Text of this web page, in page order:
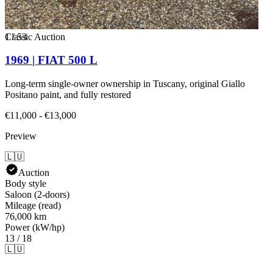
1/53
Classic Auction
1969 | FIAT 500 L
Long-term single-owner ownership in Tuscany, original Giallo
Positano paint, and fully restored
€11,000 - €13,000
Preview
🇱🇺
Auction
Body style
Saloon (2-doors)
Mileage (read)
76,000 km
Power (kW/hp)
13 / 18
🇱🇺